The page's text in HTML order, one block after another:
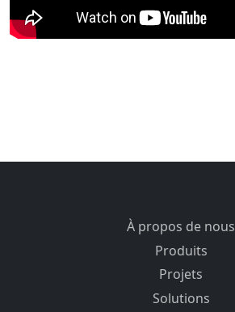
À propos de nous
Produits
Projets
Solutions